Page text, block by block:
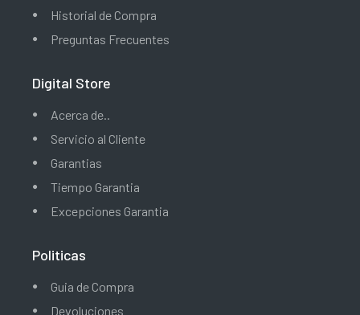
Historial de Compra
Preguntas Frecuentes
Digital Store
Acerca de..
Servicio al Cliente
Garantias
Tiempo Garantia
Excepciones Garantia
Politicas
Guia de Compra
Devoluciones